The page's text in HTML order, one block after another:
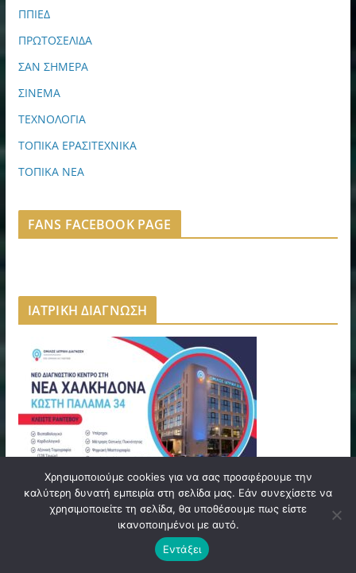
ΠΠΙΕΔ
ΠΡΩΤΟΣΕΛΙΔΑ
ΣΑΝ ΣΗΜΕΡΑ
ΣΙΝΕΜΑ
ΤΕΧΝΟΛΟΓΙΑ
ΤΟΠΙΚΑ ΕΡΑΣΙΤΕΧΝΙΚΑ
ΤΟΠΙΚΑ ΝΕΑ
FANS FACEBOOK PAGE
ΙΑΤΡΙΚΗ ΔΙΑΓΝΩΣΗ
NINE GRAMS | NEA FILADELFEIA
Χρησιμοποιούμε cookies για να σας προσφέρουμε την
καλύτερη δυνατή εμπειρία στη σελίδα μας. Εάν συνεχίσετε να
χρησιμοποιείτε τη σελίδα, θα υποθέσουμε πως είστε
ικανοποιημένοι με αυτό.
Εντάξει